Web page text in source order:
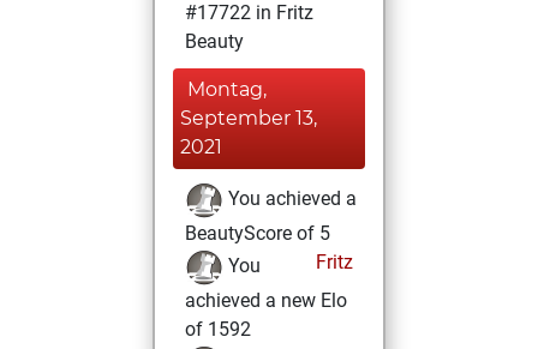
#17722 in Fritz
Beauty
Montag,
September 13,
2021
You achieved a
BeautyScore of 5
Fritz
You
achieved a new Elo
of 1592